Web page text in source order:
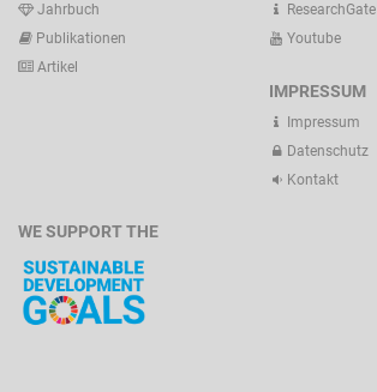
Jahrbuch
Publikationen
Artikel
ResearchGate
Youtube
IMPRESSUM
Impressum
Datenschutz
Kontakt
WE SUPPORT THE